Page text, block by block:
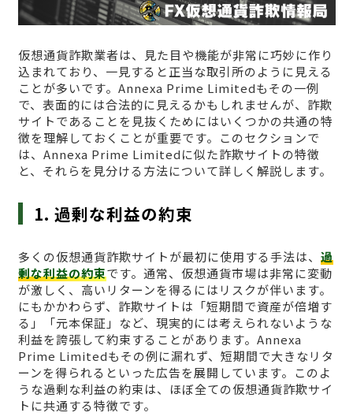
仮想通貨詐欺業者は、見た目や機能が非常に巧妙に作り
込まれており、一見すると正当な取引所のように見える
ことが多いです。Annexa Prime Limitedもその一例
で、表面的には合法的に見えるかもしれませんが、詐欺
サイトであることを見抜くためにはいくつかの共通の特
徴を理解しておくことが重要です。このセクションで
は、Annexa Prime Limitedに似た詐欺サイトの特徴
と、それらを見分ける方法について詳しく解説します。
1. 過剰な利益の約束
多くの仮想通貨詐欺サイトが最初に使用する手法は、 過
剰な利益の約束です。通常、仮想通貨市場は非常に変動
が激しく、高いリターンを得るにはリスクが伴います。
にもかかわらず、詐欺サイトは「短期間で資産が倍増す
る」「元本保証」など、現実的には考えられないような
利益を誇張して約束することがあります。Annexa
Prime Limitedもその例に漏れず、短期間で大きなリタ
ーンを得られるといった広告を展開しています。このよ
うな過剰な利益の約束は、ほぼ全ての仮想通貨詐欺サイ
トに共通する特徴です。